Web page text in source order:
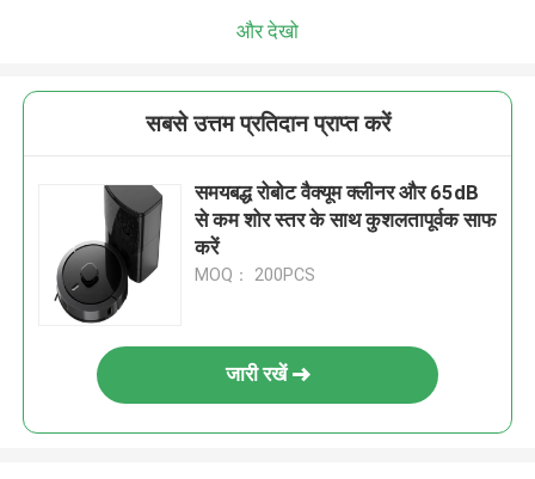
और देखो
सबसे उत्तम प्रतिदान प्राप्त करें
समयबद्ध रोबोट वैक्यूम क्लीनर और 65dB
से कम शोर स्तर के साथ कुशलतापूर्वक साफ
करें
MOQ： 200PCS
जारी रखें